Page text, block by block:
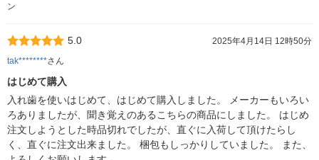
ン
5.0
2025年4月14日 12時50分
tak********さん
はじめて購入
入れ歯を使いはじめて、はじめて購入しました。 メーカーもいろい
ろありましたが、聞き覚えのあるこちらの商品にしました。 はじめ
注文しようとした時品切れでしたが、直ぐに入荷して頂けたらし
く、直ぐに注文出来ました。 梱包もしっかりしていました。 また、